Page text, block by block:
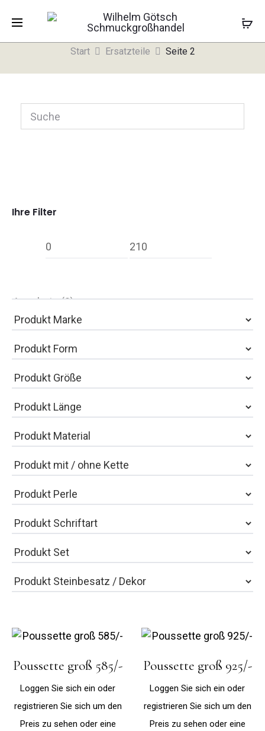
Ersatzteile
Start Ersatzteile Seite 2
Poussette groß 585/-
Loggen Sie sich ein oder
registrieren Sie sich um den
Preis zu sehen oder eine
Poussette groß 925/-
Loggen Sie sich ein oder
registrieren Sie sich um den
Preis zu sehen oder eine
Ihre Filter